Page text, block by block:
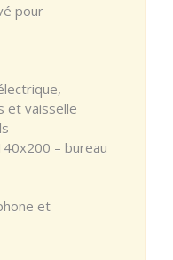
pour
et vaisselle
– bureau
et